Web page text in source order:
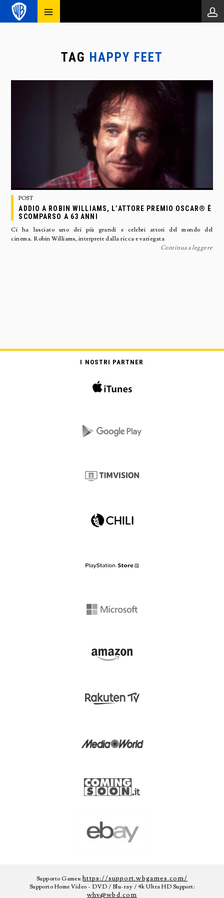
TAG HAPPY FEET
POST
ADDIO A ROBIN WILLIAMS, L’ATTORE PREMIO OSCAR® È
SCOMPARSO A 63 ANNI
Ci ha lasciato uno dei più grandi e celebri attori del mondo del
cinema. Robin Williams, interprete dalla ricca e variegata
Continua a leggere
I NOSTRI PARTNER
Supporto Games:https://support.wbgames.com/
Supporto Home Video - DVD / Blu-ray / 4k Ultra HD Support:
whv@wbd.com